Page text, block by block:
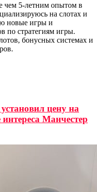
чем 5-летним опытом в
на слотах и
новые игры и
по стратегиям игры.
бонусных системах и
цену на
Манчестер